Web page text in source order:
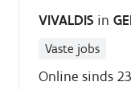
VIVALDIS in
Vaste jobs
Online sinds